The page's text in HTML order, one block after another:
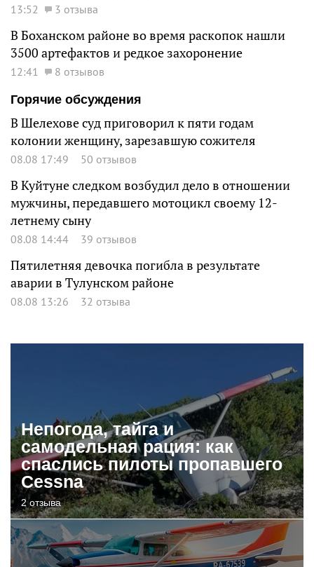
13:52 3 отзыва
В Боханском районе во время раскопок нашли
3500 артефактов и редкое захоронение
12:41
8 отзывов
Горячие обсуждения
В Шелехове суд приговорил к пяти годам
колонии женщину, зарезавшую сожителя
08.08 17:49 50 отзывов
В Куйтуне следком возбудил дело в отношении
мужчины, передавшего мотоцикл своему 12-
летнему сыну
08.08 14:44 39 отзывов
Пятилетняя девочка погибла в результате
аварии в Тулунском районе
08.08 13:26 32 отзыва
Непогода, тайга и
самодельная рация: как
спаслись пилоты пропавшего
Cessna
2 отзыва